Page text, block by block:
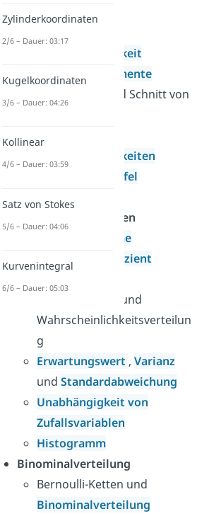
Gegenereignis
Wahrscheinlichkeit
Laplace-Experimente
Vereinigung und Schnitt von
Wahrscheinlichkeiten
Die Vierfeldertafel
Mehrstufige
Wahrscheinlichkeiten
Baumdiagramme
Binominalkoeffizient
und
Wahrscheinlichkeitsverteilun
g
Erwartungswert ,Varianz
undStandardabweichung
Unabhängigkeit von
Zufallsvariablen
Histogramm
Binominalverteilung
Bernoulli-Ketten und
Binominalverteilung
Zylinderkoordinaten
2/6 – Dauer: 03:17
Kugelkoordinaten
3/6 – Dauer: 04:26
Kollinear
4/6 – Dauer: 03:59
Satz von Stokes
5/6 – Dauer: 04:06
Kurvenintegral
6/6 – Dauer: 05:03